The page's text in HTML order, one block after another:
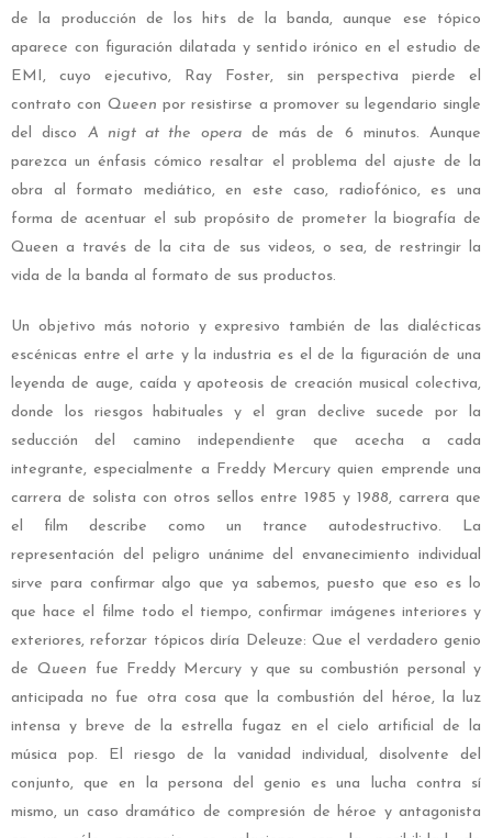
de la producción de los hits de la banda, aunque ese tópico
aparece con figuración dilatada y sentido irónico en el estudio de
EMI, cuyo ejecutivo, Ray Foster, sin perspectiva pierde el
contrato con Queen por resistirse a promover su legendario single
del disco A nigt at the operade más de 6 minutos. Aunque
parezca un énfasis cómico resaltar el problema del ajuste de la
obra al formato mediático, en este caso, radiofónico, es una
forma de acentuar el sub propósito de prometer la biografía de
Queen a través de la cita de sus videos, o sea, de restringir la
vida de la banda al formato de sus productos.
Un objetivo más notorio y expresivo también de las dialécticas
escénicas entre el arte y la industria es el de la figuración de una
leyenda de auge, caída y apoteosis de creación musical colectiva,
donde los riesgos habituales y el gran declive sucede por la
seducción del camino independiente que acecha a cada
integrante, especialmente a Freddy Mercury quien emprende una
carrera de solista con otros sellos entre 1985 y 1988, carrera que
el film describe como un trance autodestructivo. La
representación del peligro unánime del envanecimiento individual
sirve para confirmar algo que ya sabemos, puesto que eso es lo
que hace el filme todo el tiempo, confirmar imágenes interiores y
exteriores, reforzar tópicos diría Deleuze: Que el verdadero genio
de Queen fue Freddy Mercury y que su combustión personal y
anticipada no fue otra cosa que la combustión del héroe, la luz
intensa y breve de la estrella fugaz en el cielo artificial de la
música pop. El riesgo de la vanidad individual, disolvente del
conjunto, que en la persona del genio es una lucha contra sí
mismo, un caso dramático de compresión de héroe y antagonista